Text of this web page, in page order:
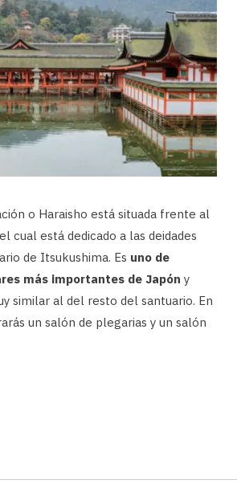
o Haraisho está situada frente al
cual está dedicado a las deidades
de Itsukushima. Es uno de
más importantes de Japón y
similar al del resto del santuario. En
un salón de plegarias y un salón